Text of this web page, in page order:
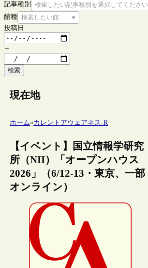
記事種別
検索したい記事種別を選択してください
館種 検索したい館種を選択してください
投稿日
～
検索
現在地
ホーム»カレントアウェアネス-R
【イベント】国立情報学研究
所（NII）「オープンハウス
2026」（6/12-13・東京、一部
オンライン）